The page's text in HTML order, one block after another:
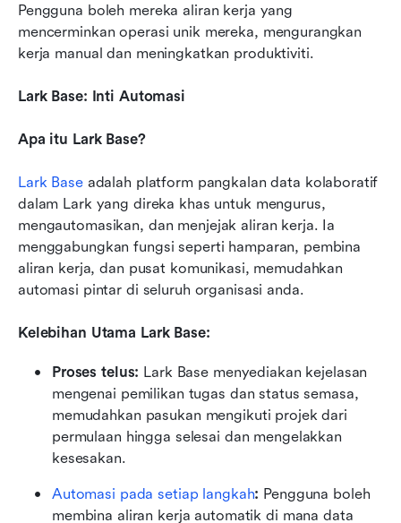
Pengguna boleh mereka aliran kerja yang
mencerminkan operasi unik mereka, mengurangkan
kerja manual dan meningkatkan produktiviti.
Lark Base: Inti Automasi
Apa itu Lark Base?
Lark Base adalah platform pangkalan data kolaboratif
dalam Lark yang direka khas untuk mengurus,
mengautomasikan, dan menjejak aliran kerja. Ia
menggabungkan fungsi seperti hamparan, pembina
aliran kerja, dan pusat komunikasi, memudahkan
automasi pintar di seluruh organisasi anda.
Kelebihan Utama Lark Base:
Proses telus: Lark Base menyediakan kejelasan
mengenai pemilikan tugas dan status semasa,
memudahkan pasukan mengikuti projek dari
permulaan hingga selesai dan mengelakkan
kesesakan.
Automasi pada setiap langkah: Pengguna boleh
membina aliran kerja automatik di mana data